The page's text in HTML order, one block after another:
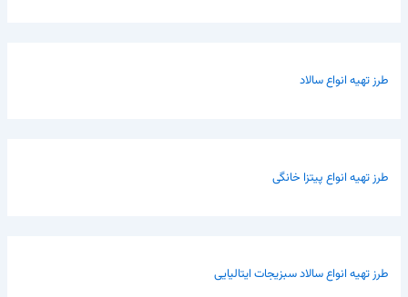
طرز تهیه انواع سالاد
طرز تهیه انواع پیتزا خانگی
طرز تهیه انواع سالاد سبزیجات ایتالیایی